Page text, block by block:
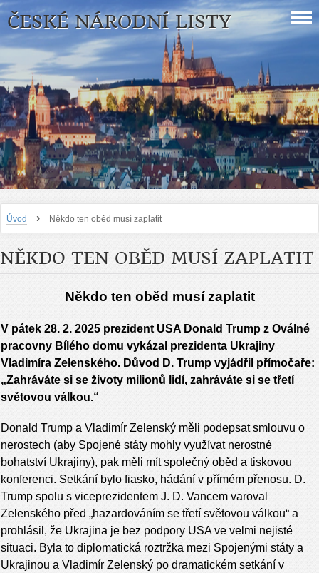
ČESKÉ NÁRODNÍ LISTY
Úvod › Někdo ten oběd musí zaplatit
NĚKDO TEN OBĚD MUSÍ ZAPLATIT
Někdo ten oběd musí zaplatit
V pátek 28. 2. 2025 prezident USA Donald Trump z Oválné
pracovny Bílého domu vykázal prezidenta Ukrajiny
Vladimíra Zelenského. Důvod D. Trump vyjádřil přímočaře:
„Zahráváte si se životy milionů lidí, zahráváte si se třetí
světovou válkou.“
Donald Trump a Vladimír Zelenský měli podepsat smlouvu o
nerostech (aby Spojené státy mohly využívat nerostné
bohatství Ukrajiny), pak měli mít společný oběd a tiskovou
konferenci. Setkání bylo fiasko, hádání v přímém přenosu. D.
Trump spolu s viceprezidentem J. D. Vancem varoval
Zelenského před „hazardováním se třetí světovou válkou“ a
prohlásil, že Ukrajina je bez podpory USA ve velmi nejisté
situaci. Byla to diplomatická roztržka mezi Spojenými státy a
Ukrajinou a Vladimír Zelenský po dramatickém setkání v